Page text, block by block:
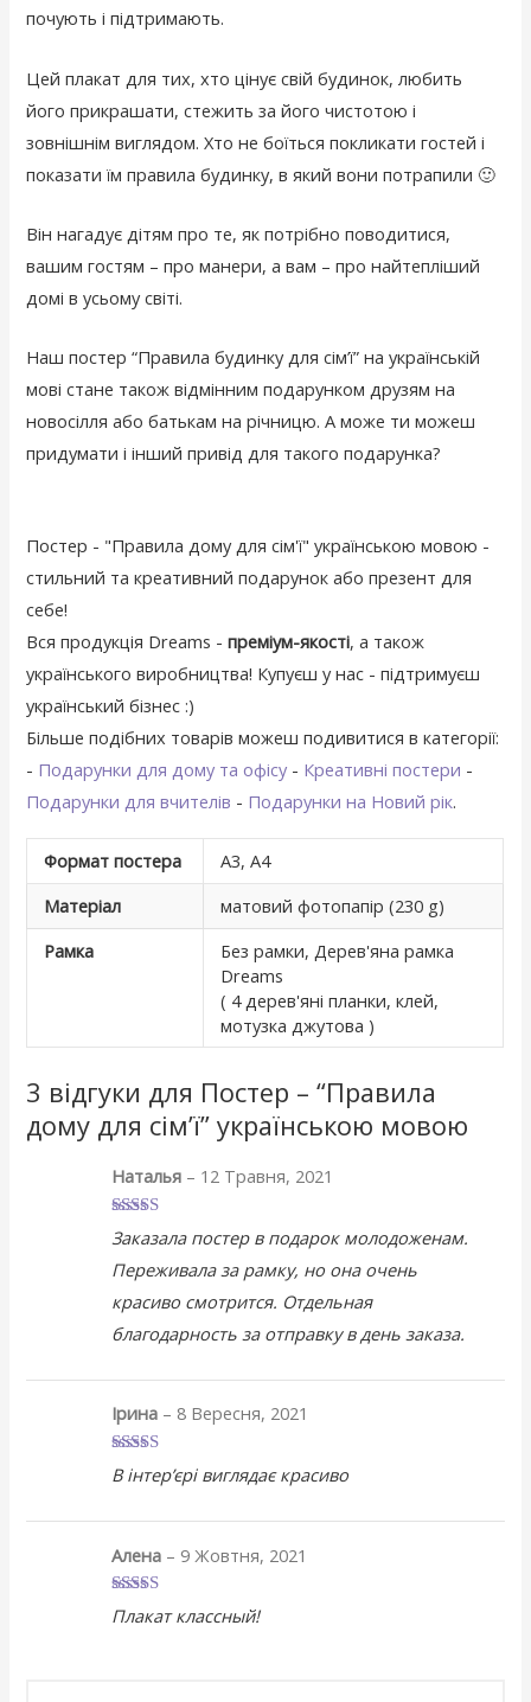
почують і підтримають.
Цей плакат для тих, хто цінує свій будинок, любить
його прикрашати, стежить за його чистотою і
зовнішнім виглядом. Хто не боїться покликати гостей і
показати їм правила будинку, в який вони потрапили 🙂
Він нагадує дітям про те, як потрібно поводитися,
вашим гостям – про манери, а вам – про найтепліший
домі в усьому світі.
Наш постер “Правила будинку для сім’ї” на українській
мові стане також відмінним подарунком друзям на
новосілля або батькам на річницю. А може ти можеш
придумати і інший привід для такого подарунка?
Постер - "Правила дому для сім'ї" українською мовою -
стильний та креативний подарунок або презент для
себе!
Вся продукція Dreams -преміум-якості, а також
українського виробництва! Купуєш у нас - підтримуєш
український бізнес :)
Більше подібних товарів можеш подивитися в категорії:
- Подарунки для дому та офісу - Креативні постери -
Подарунки для вчителів - Подарунки на Новий рік.
Формат постера
А3, А4
Матеріал
матовий фотопапір (230 g)
Рамка
Без рамки, Дерев'яна рамка
Dreams
( 4 дерев'яні планки, клей,
мотузка джутова )
3 відгуки для Постер – “Правила
дому для сім’ї” українською мовою
Оцінено в
з 5
Наталья – 12 Травня, 2021
Заказала постер в подарок молодоженам.
Переживала за рамку, но она очень
красиво смотрится. Отдельная
благодарность за отправку в день заказа.
Оцінено
в 4з 5
Ірина – 8 Вересня, 2021
В інтер’єрі виглядає красиво
Оцінено в5
з 5
Алена – 9 Жовтня, 2021
Плакат классный!